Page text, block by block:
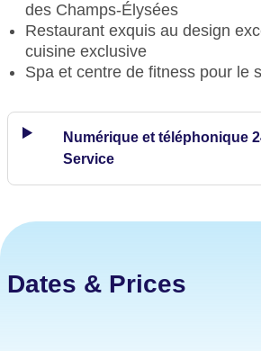
des Champs-Élysées
Restaurant exquis au design
cuisine exclusive
Spa et centre de fitness pour le
Numérique et téléphonique
Service
Dates & Prices